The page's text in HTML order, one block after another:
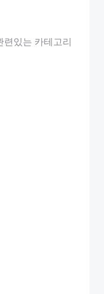
련있는 카테고리